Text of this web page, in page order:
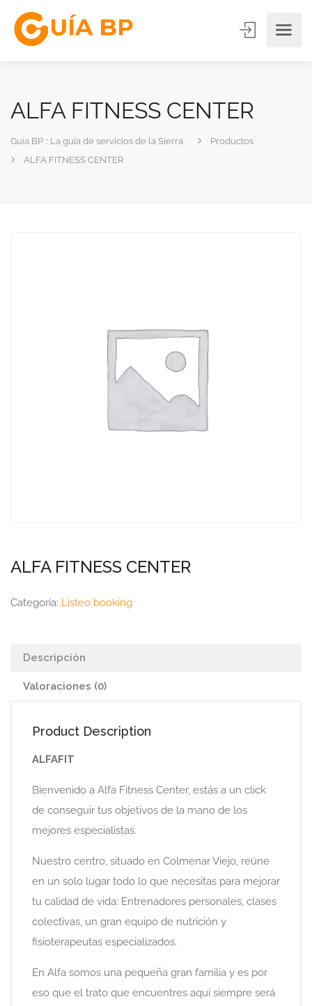
ALFA FITNESS CENTER
Guía BP :: La guía de servicios de la Sierra
Productos
ALFA FITNESS CENTER
ALFA FITNESS CENTER
Categoría: Listeo booking
Descripción
Valoraciones (0)
Product Description
ALFAFIT
Bienvenido a Alfa Fitness Center, estás a un click
de conseguir tus objetivos de la mano de los
mejores especialistas.
Nuestro centro, situado en Colmenar Viejo, reúne
en un solo lugar todo lo que necesitas para mejorar
tu calidad de vida: Entrenadores personales, clases
colectivas, un gran equipo de nutrición y
fisioterapeutas especializados.
En Alfa somos una pequeña gran familia y es por
eso que el trato que encuentres aquí siempre será